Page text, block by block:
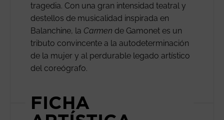
tragedia. Con una gran intensidad teatral y
destellos de musicalidad inspirada en
Balanchine, la Carmen de Gamonet es un
tributo convincente a la autodeterminación
de la mujer y al perdurable legado artístico
del coreógrafo.
FICHA